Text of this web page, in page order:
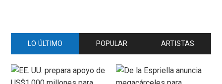
LO ÚLTIMO POPULAR ARTISTAS